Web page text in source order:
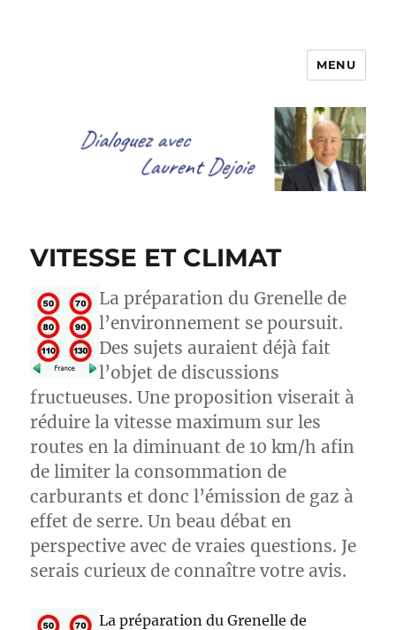
Dialoguez avec Laurent Dejoie
MENU
VITESSE ET CLIMAT
La préparation du Grenelle de
l’environnement se poursuit.
Des sujets auraient déjà fait
l’objet de discussions
fructueuses. Une proposition viserait à
réduire la vitesse maximum sur les
routes en la diminuant de 10 km/h afin
de limiter la consommation de
carburants et donc l’émission de gaz à
effet de serre. Un beau débat en
perspective avec de vraies questions. Je
serais curieux de connaître votre avis.
La préparation du Grenelle de